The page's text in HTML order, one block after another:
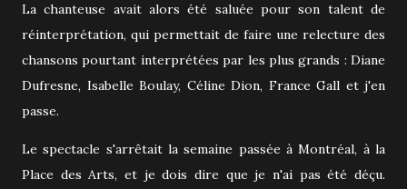
La chanteuse avait alors été saluée pour son talent de
réinterprétation, qui permettait de faire une relecture des
chansons pourtant interprétées par les plus grands : Diane
Dufresne, Isabelle Boulay, Céline Dion, France Gall et j'en
passe.
Le spectacle s'arrêtait la semaine passée à Montréal, à la
Place des Arts, et je dois dire que je n'ai pas été déçu.